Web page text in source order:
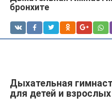
бронхите
Дыхательная
для детей и взрослых